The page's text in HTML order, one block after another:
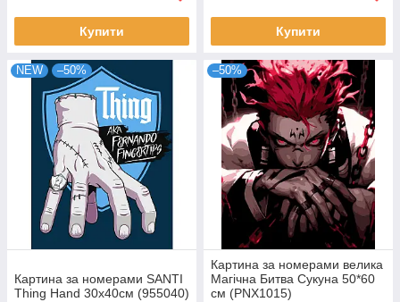
Купити Купити
NEW –50%
Картина за номерами SANTI
Thing Hand 30х40см (955040)
–50%
Картина за номерами велика
Магічна Битва Сукуна 50*60
см (PNX1015)